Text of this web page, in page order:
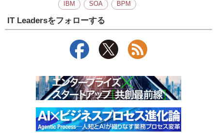
IBM SOA BPM
IT Leadersをフォローする